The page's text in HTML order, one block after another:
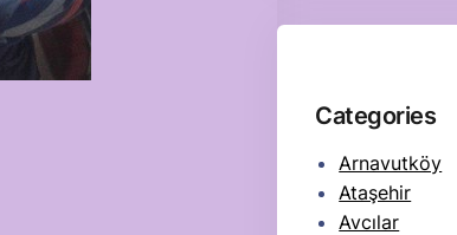
Categories
Arnavutköy
Ataşehir
Avcılar